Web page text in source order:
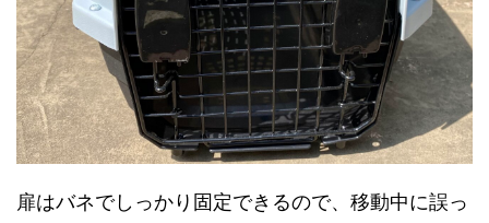
扉はバネでしっかり固定できるので、移動中に誤っ